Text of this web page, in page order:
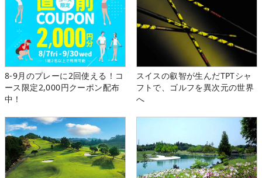
8-9月のプレーに2回使える！コ
ース限定2,000円クーポン配布
中！
スイスの叡智が生んだTPTシャ
フトで、ゴルフを異次元の世界
へ